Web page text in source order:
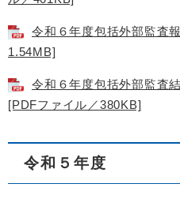
令和６年度包括外部監査
1.54MB]
令和６年度包括外部監査
[PDFファイル／380KB]
令和５年度